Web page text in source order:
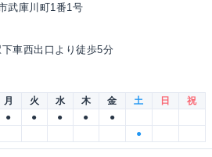
武庫川町1番1号
車西出口より徒歩5分
月 火 水 木 金 土 日
祝
● ● ● ●
●
●